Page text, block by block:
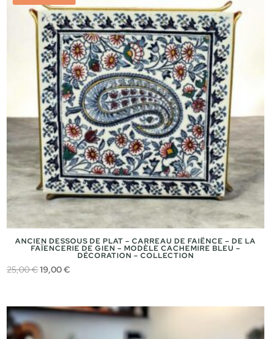
ANCIEN DESSOUS DE PLAT – CARREAU DE FAIËNCE – DE LA
FAÏENCERIE DE GIEN – MODÈLE CACHEMIRE BLEU –
DÉCORATION – COLLECTION
25,00€Le
était :
25,00 €.
19,00€Le
est :
19,00 €.